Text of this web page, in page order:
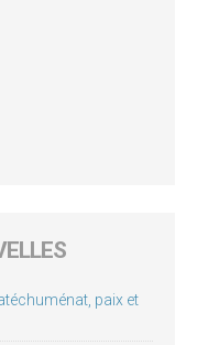
paix et